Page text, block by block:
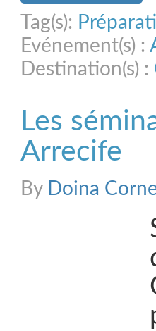
Tag(s):
Evénement(s) :
Destination(s) :
Les
Arrecife
By Doina